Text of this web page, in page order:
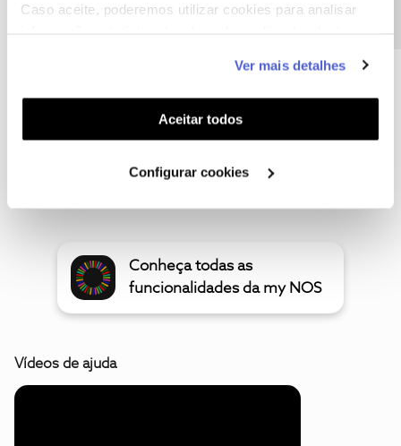
Caso aceite, poderemos utilizar cookies para analisar
funcionalidades (cookies de personalização e
funcionalidade) e adaptar anúncios aos seus interesses
(cookies de publicidade personalizada). Pode gerir a
utilização dos cookies clicando em "Configurar
Ver mais detalhes
Aceitar todos
Configurar cookies
Oferta de 2 meses Uber One
Conheça todas as
funcionalidades da my NOS
Vídeos de ajuda